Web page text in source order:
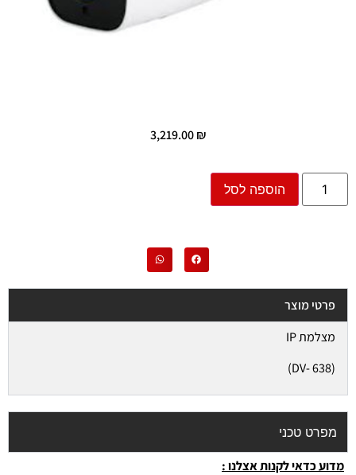
3,219.00₪
הוספה לסל
פרטי מוצר
מצלמת IP
(DV- 638)
מפרט טכני
מדוע כדאי לקנות אצלנו :